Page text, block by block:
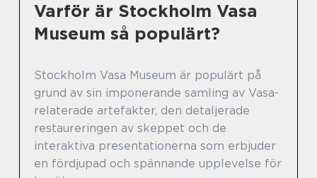
Varför är Stockholm Vasa
Museum så populärt?
Stockholm Vasa Museum är populärt på
grund av sin imponerande samling av Vasa-
relaterade artefakter, den detaljerade
restaureringen av skeppet och de
interaktiva presentationerna som erbjuder
en fördjupad och spännande upplevelse för